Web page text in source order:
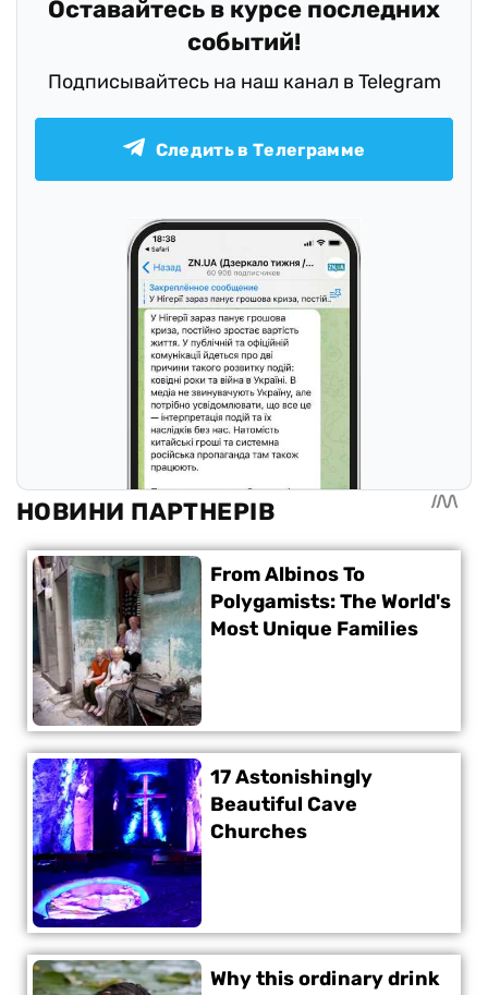
Оставайтесь в курсе последних
событий!
Подписывайтесь на наш канал в Telegram
Следить в Телеграмме